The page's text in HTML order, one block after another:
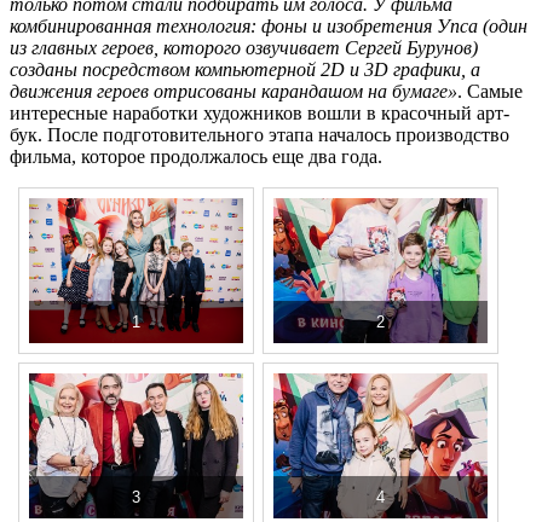
комбинированная технология: фоны и изобретения Упса (один
из главных героев, которого озвучивает Сергей Бурунов)
созданы посредством компьютерной 2D и 3D графики, а
движения героев отрисованы карандашом на бумаге». Самые
интересные наработки художников вошли в красочный арт-
бук. После подготовительного этапа началось производство
фильма, которое продолжалось еще два года.
1 2
3 4